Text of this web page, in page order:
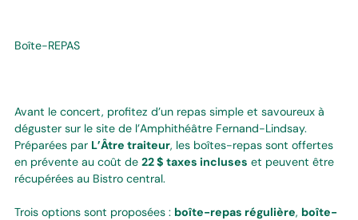
Boîte-REPAS
Avant le concert, profitez d’un repas simple et savoureux à
déguster sur le site de l’Amphithéâtre Fernand-Lindsay.
Préparées par L’Âtre traiteur, les boîtes-repas sont offertes
en prévente au coût de 22 $ taxes incluses et peuvent être
récupérées au Bistro central.
Trois options sont proposées : boîte-repas régulière, boîte-